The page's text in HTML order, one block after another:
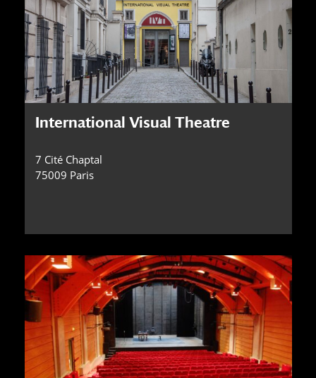
International Visual Theatre
7 Cité Chaptal
75009 Paris